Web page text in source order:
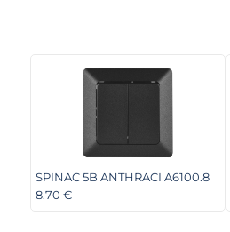
SPINAC 5B ANTHRACI A6100.8
8.70 €